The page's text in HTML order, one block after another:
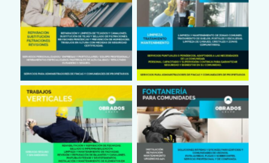
Reparación de Tejados
en Madrid
Limpieza en
Comunidades
Trabajos Verticales
Fontanero, comunidades
de vecinos